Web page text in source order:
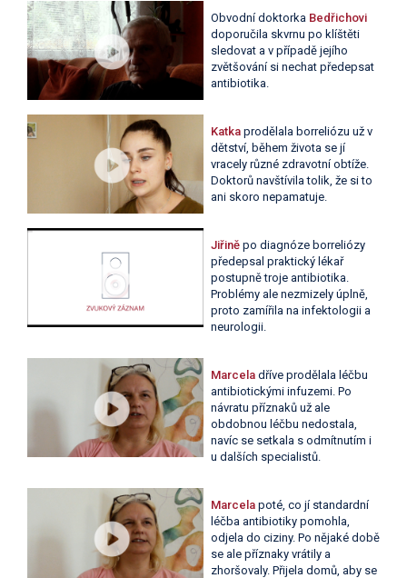
Obvodní doktorka Bedřichovi
doporučila skvrnu po klíštěti
sledovat a v případě jejího
zvětšování si nechat předepsat
antibiotika.
Katka prodělala borreliózu už v
dětství, během života se jí
vracely různé zdravotní obtíže.
Doktorů navštívila tolik, že si to
ani skoro nepamatuje.
Jiřině po diagnóze borreliózy
předepsal praktický lékař
postupně troje antibiotika.
Problémy ale nezmizely úplně,
proto zamířila na infektologii a
neurologii.
Marcela dříve prodělala léčbu
antibiotickými infuzemi. Po
návratu příznaků už ale
obdobnou léčbu nedostala,
navíc se setkala s odmítnutím i
u dalších specialistů.
Marcela poté, co jí standardní
léčba antibiotiky pomohla,
odjela do ciziny. Po nějaké době
se ale příznaky vrátily a
zhoršovaly. Přijela domů, aby se